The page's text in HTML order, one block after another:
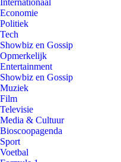
Internationaal
Economie
Politiek
Tech
Showbiz en Gossip
Opmerkelijk
Entertainment
Showbiz en Gossip
Muziek
Film
Televisie
Media & Cultuur
Bioscoopagenda
Sport
Voetbal